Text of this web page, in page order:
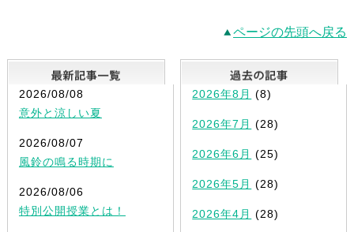
ページの先頭へ戻る
最新記事一覧
2026/08/08
意外と涼しい夏
2026/08/07
風鈴の鳴る時期に
2026/08/06
特別公開授業とは！
2026年8月 (8)
2026年7月 (28)
2026年6月 (25)
2026年5月 (28)
2026年4月 (28)